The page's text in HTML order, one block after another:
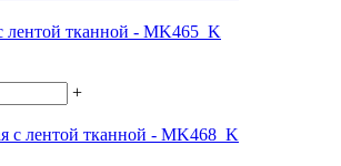
лентой тканной - MK465_K
+